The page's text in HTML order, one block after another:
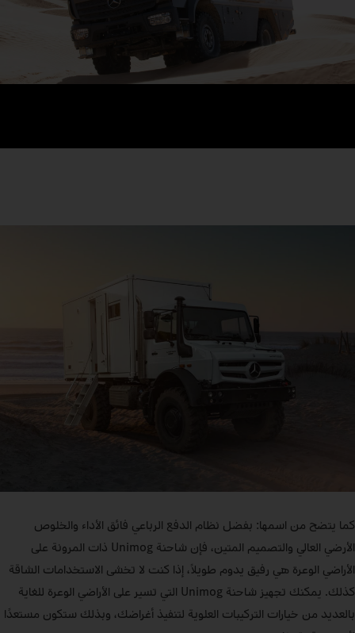
كما يتضح من اسمها: بفضل نظام الدفع الرباعي فائق الأداء والخلوص
الأرضي العالي والتصميم المتين، فإن شاحنة Unimog ذات المرونة على
الأراضي الوعرة هي رفيق يدوم طويلاً، إذا كنت لا تخشى الاستخدامات الشاقة
كذلك. يمكنك تجهيز شاحنة Unimog التي تسير على الأراضي الوعرة للغاية
بالعديد من خيارات التركيبات العلوية لتنفيذ أغراضك، وبذلك ستكون مستعدًا